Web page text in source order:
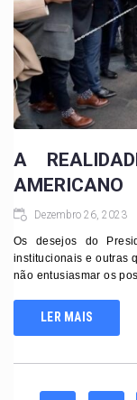
A
AMERICANO
Dezembro 26, 2023
Os desejos do
institucionais e outras
não entusiasmar os
LER MAIS